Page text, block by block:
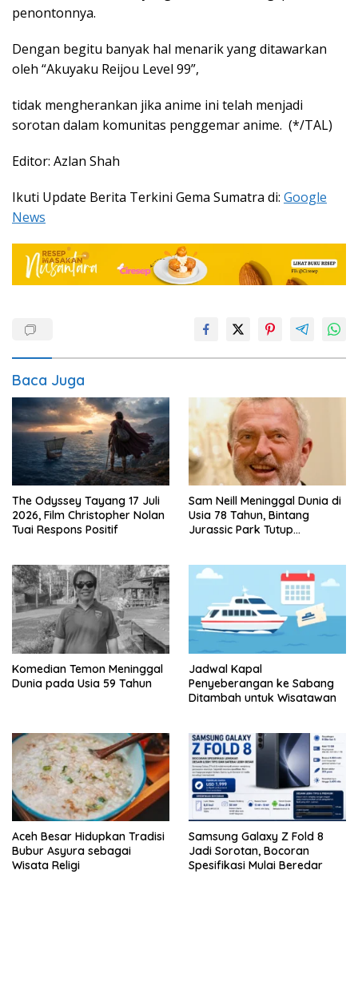
penontonnya.
Dengan begitu banyak hal menarik yang ditawarkan
oleh “Akuyaku Reijou Level 99”,
tidak mengherankan jika anime ini telah menjadi
sorotan dalam komunitas penggemar anime. (*/TAL)
Editor: Azlan Shah
Ikuti Update Berita Terkini Gema Sumatra di: Google
News
Baca Juga
The Odyssey Tayang 17 Juli
2026, Film Christopher Nolan
Tuai Respons Positif
Sam Neill Meninggal Dunia di
Usia 78 Tahun, Bintang
Jurassic Park Tutup
Komedian Temon Meninggal
Dunia pada Usia 59 Tahun
Jadwal Kapal
Penyeberangan ke Sabang
Ditambah untuk Wisatawan
Aceh Besar Hidupkan Tradisi
Bubur Asyura sebagai
Wisata Religi
Samsung Galaxy Z Fold 8
Jadi Sorotan, Bocoran
Spesifikasi Mulai Beredar